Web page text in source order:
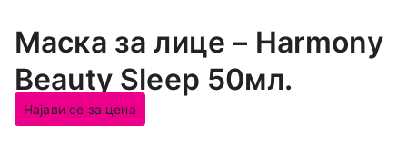
Маска за лице – Harmony
Beauty Sleep 50мл.
Најави се за цена